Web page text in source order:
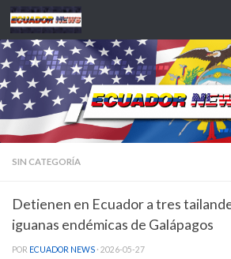
Saltar al contenido
SIN CATEGORÍA
Detienen en Ecuador a tres
iguanas endémicas de Galápagos
POR ECUADOR NEWS · 2026-05-27